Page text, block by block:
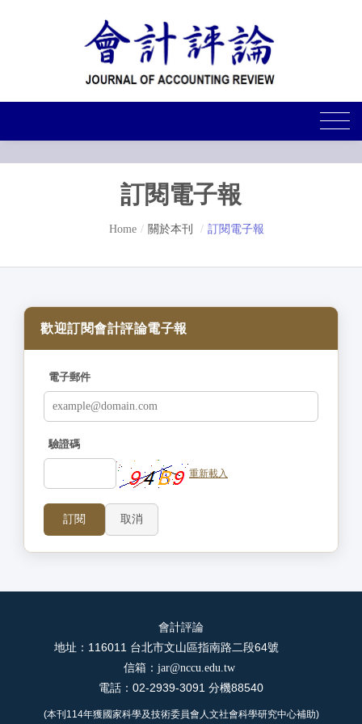
訂閱電子報
Home 關於本刊 訂閱電子報
歡迎訂閱會計評論電子報
電子郵件
驗證碼
重新載入
會計評論
地址：116011 台北市文山區指南路二段64號
信箱： jar@nccu.edu.tw
電話：02-2939-3091 分機88540
(本刊114年獲國家科學及技術委員會人文社會科學研究中心補助)